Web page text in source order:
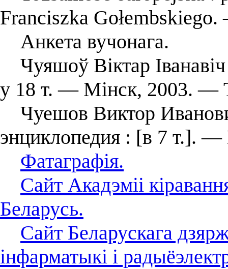
Franciszka
Анкета вучонага.
Чуяшоў Віктар
у 18 т. — Мінск, 2003. —
Чуешов Виктор
энциклопедия : [в 7 т.].
Фатаграфія.
Сайт Акадэміі
Беларусь.
Сайт Беларускага
інфарматыкі і